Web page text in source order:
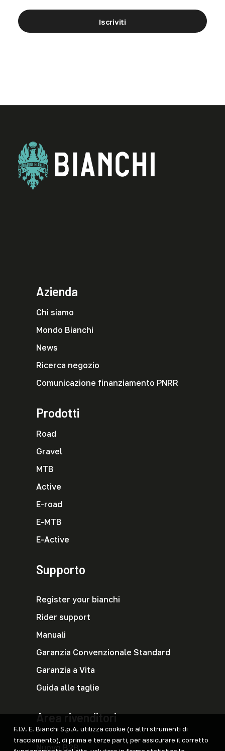
Azienda
Chi siamo
Mondo Bianchi
News
Ricerca negozio
Comunicazione finanziamento PNRR
Prodotti
Road
Gravel
MTB
Active
E-road
E-MTB
E-Active
Supporto
Register your bianchi
Rider support
Manuali
Garanzia Convenzionale Standard
Garanzia a Vita
Guida alle taglie
Area rivenditori
Nuovo B2B
F.I.V. E. Bianchi S.p.A. utilizza cookie (o altri strumenti di
tracciamento), di prima e terze parti, per assicurare il corretto